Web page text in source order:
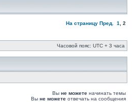
На страницу Пред. 1 2
Часовой пояс: UTC + 3 часа
Вы не можете начинать темы
Вы не можете отвечать на сообщения